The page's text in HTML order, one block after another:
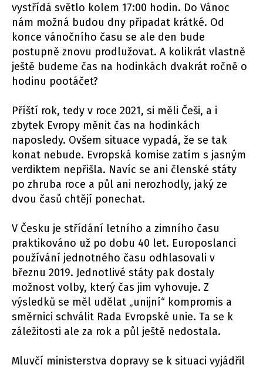
vystřídá světlo kolem 17:00 hodin. Do Vánoc
nám možná budou dny připadat krátké. Od
konce vánočního času se ale den bude
postupně znovu prodlužovat. A kolikrát vlastně
ještě budeme čas na hodinkách dvakrát ročně o
hodinu pootáčet?
Příští rok, tedy v roce 2021, si měli Češi, a i
zbytek Evropy měnit čas na hodinkách
naposledy. Ovšem situace vypadá, že se tak
konat nebude. Evropská komise zatím s jasným
verdiktem nepřišla. Navíc se ani členské státy
po zhruba roce a půl ani nerozhodly, jaký ze
dvou časů chtějí ponechat.
V Česku je střídání letního a zimního času
praktikováno už po dobu 40 let. Europoslanci
používání jednotného času odhlasovali v
březnu 2019. Jednotlivé státy pak dostaly
možnost volby, který čas jim vyhovuje. Z
výsledků se měl udělat „unijní“ kompromis a
směrnici schválit Rada Evropské unie. Ta se k
záležitosti ale za rok a půl ještě nedostala.
Mluvčí ministerstva dopravy se k situaci vyjádřil